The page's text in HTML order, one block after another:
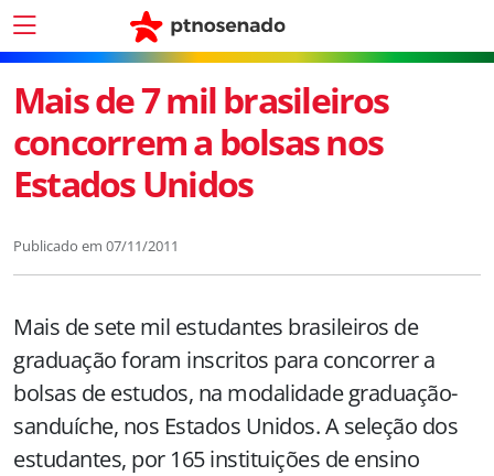
Mais de 7 mil brasileiros
concorrem a bolsas nos
Estados Unidos
Publicado em 07/11/2011
Mais de sete mil estudantes brasileiros de
graduação foram inscritos para concorrer a
bolsas de estudos, na modalidade graduação-
sanduíche, nos Estados Unidos. A seleção dos
estudantes, por 165 instituições de ensino